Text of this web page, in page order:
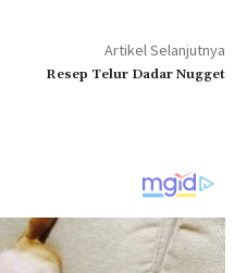
Artikel Selanjutnya
Resep Telur Dadar Nugget